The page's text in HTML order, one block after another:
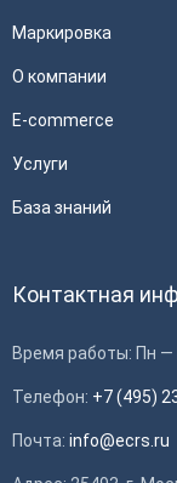
Маркировка
О компании
E-commerce
Услуги
База знаний
Контактная
Время работы: Пн —
Телефон: +7 (495)
Почта: info@ecrs.ru